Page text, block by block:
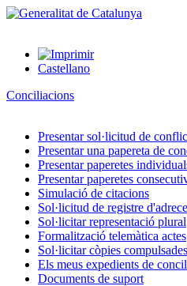
Castellano
Conciliacions
Presentar sol·licitud de
Presentar una papereta de
Presentar paperetes
Presentar paperetes
Simulació de citacions
Sol·licitud de registre
Sol·licitar representació plural
Formalització telemàtica actes
Sol·licitar còpies compulsades
Els meus expedients de
Documents de suport